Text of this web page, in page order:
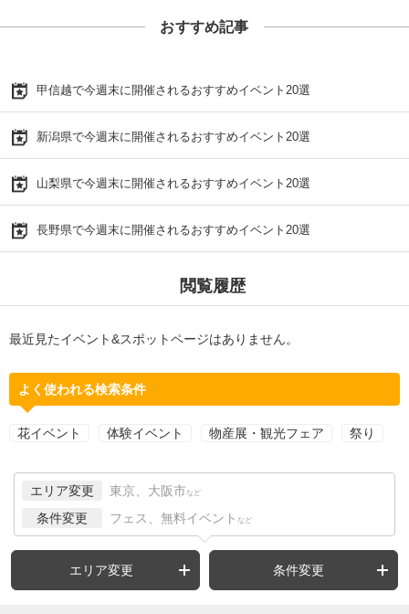
おすすめ記事
甲信越で今週末に開催されるおすすめイベント20選
新潟県で今週末に開催されるおすすめイベント20選
山梨県で今週末に開催されるおすすめイベント20選
長野県で今週末に開催されるおすすめイベント20選
閲覧履歴
最近見たイベント&スポットページはありません。
よく使われる検索条件
花イベント 体験イベント 物産展・観光フェア 祭り
エリア変更 東京、大阪市 など
条件変更 フェス、無料イベント など
エリア変更 条件変更